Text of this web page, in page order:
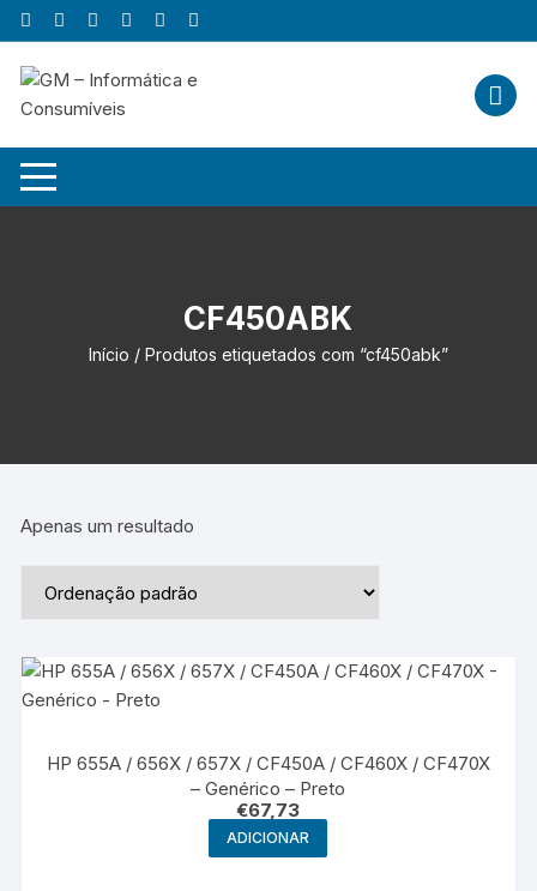
Skip
to
content
CF450ABK
Início / Produtos etiquetados com “cf450abk”
Apenas um resultado
HP 655A / 656X / 657X / CF450A / CF460X / CF470X
– Genérico – Preto
€67,73
ADICIONAR